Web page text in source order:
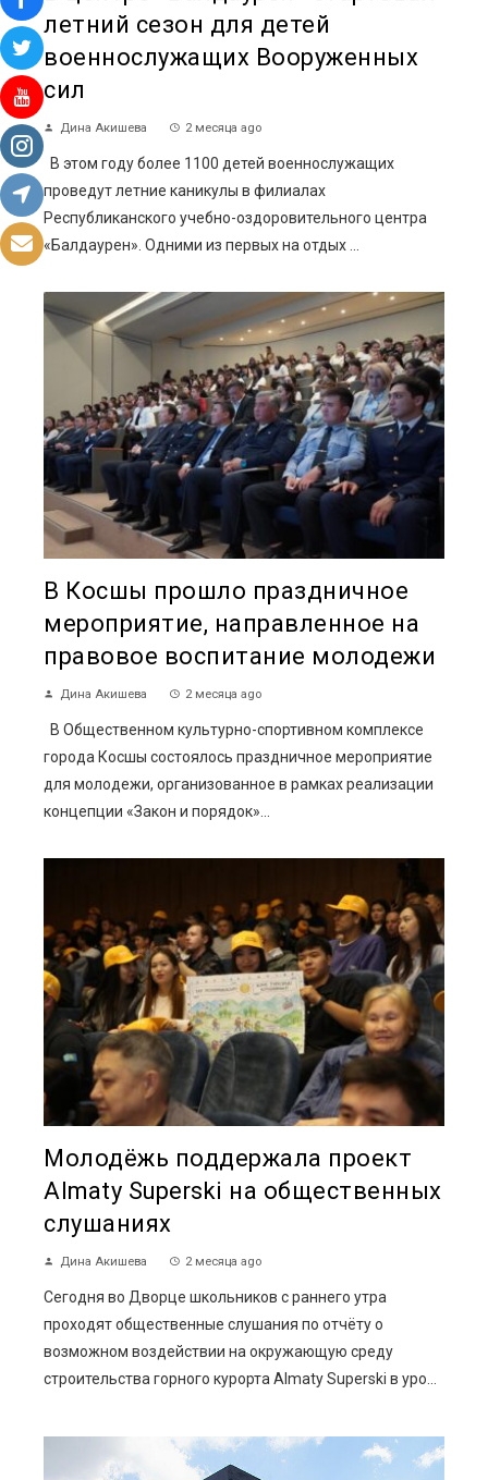
летний сезон для детей
военнослужащих Вооруженных
сил
Дина Акишева 2 месяца ago
В этом году более 1100 детей военнослужащих
проведут летние каникулы в филиалах
Республиканского учебно-оздоровительного центра
«Балдаурен». Одними из первых на отдых ...
В Косшы прошло праздничное
мероприятие, направленное на
правовое воспитание молодежи
Дина Акишева 2 месяца ago
В Общественном культурно-спортивном комплексе
города Косшы состоялось праздничное мероприятие
для молодежи, организованное в рамках реализации
концепции «Закон и порядок»...
Молодёжь поддержала проект
Almaty Superski на общественных
слушаниях
Дина Акишева 2 месяца ago
Сегодня во Дворце школьников с раннего утра
проходят общественные слушания по отчёту о
возможном воздействии на окружающую среду
строительства горного курорта Almaty Superski в уро...